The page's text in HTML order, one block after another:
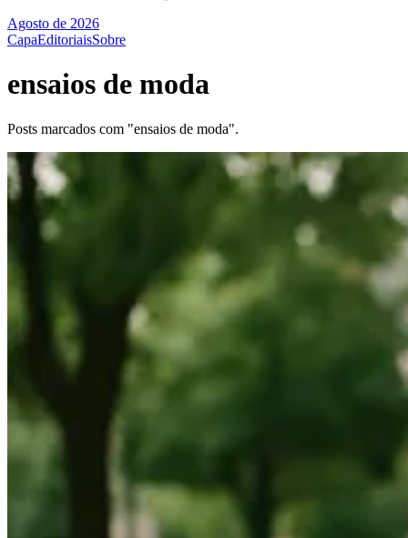
Agosto de 2026
CapaEditoriaisSobre
ensaios de moda
Posts marcados com "ensaios de moda".